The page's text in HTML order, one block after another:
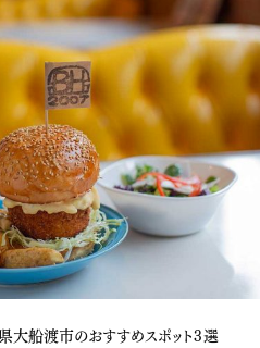
船渡市のおすすめスポット３選